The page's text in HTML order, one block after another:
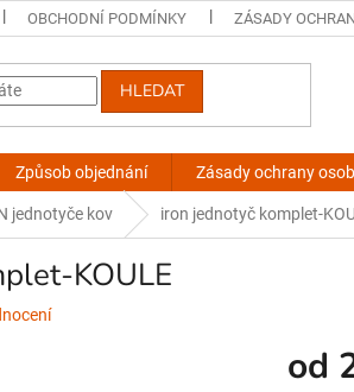
OBCHODNÍ PODMÍNKY ZÁSADY
HLEDAT
Způsob objednání Zásady ochrany
jednotyče kov iron jednotyč komplet-
KOULE
od